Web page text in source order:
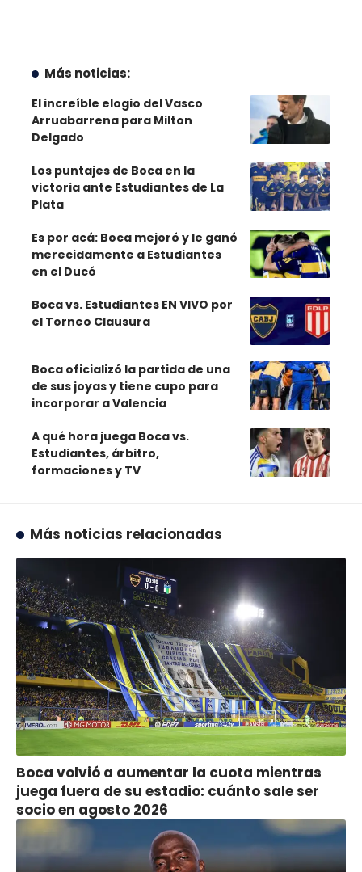
Más noticias:
El increíble elogio del Vasco
Arruabarrena para Milton
Delgado
Los puntajes de Boca en la
victoria ante Estudiantes de La
Plata
Es por acá: Boca mejoró y le ganó
merecidamente a Estudiantes
en el Ducó
Boca vs. Estudiantes EN VIVO por
el Torneo Clausura
Boca oficializó la partida de una
de sus joyas y tiene cupo para
incorporar a Valencia
A qué hora juega Boca vs.
Estudiantes, árbitro,
formaciones y TV
Más noticias relacionadas
Boca volvió a aumentar la cuota mientras
juega fuera de su estadio: cuánto sale ser
socio en agosto 2026